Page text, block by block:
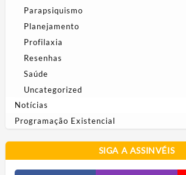
Parapsiquismo
Planejamento
Profilaxia
Resenhas
Saúde
Uncategorized
Notícias
Programação Existencial
SIGA A ASSINVÉIS